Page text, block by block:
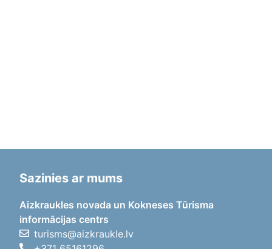
Sazinies ar mums
Aizkraukles novada un Kokneses Tūrisma
informācijas centrs
turisms@aizkraukle.lv